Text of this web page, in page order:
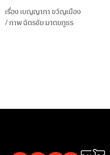
เรื่อง เบญญาภา ขวัญเมือง
/ภาพฉัตรชัย มาตยภูธร